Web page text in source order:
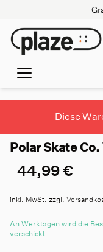
Diese
Polar Skate
44,99 €
inkl. MwSt. zzgl.
An Werktagen wird die
verschickt.